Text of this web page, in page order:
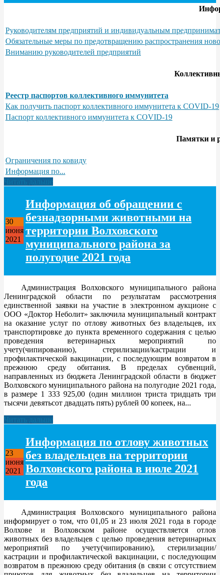
Руководителям предприятий и индивидуальным
Обязательные меры по предотвращению распространения
Вниманию руководителей предприятий
Реестр паспортов коллективного иммунитета
Как получить паспорт коллективного иммунитета к COVID-19
Паспорт коллективного иммунитета к COVID-19
Памятки и
Ограничения по ковиду
Информация по...
Читать дальше
30
июня
2021
Информация об обращении с
безнадзорными животными на
территории Волховского
муниципального района за
полугодие 2021 года
Администрация Волховского муниципального района
Ленинградской области по результатам рассмотрения
единственной заявки на участие в электронном аукционе с
ООО «Доктор Неболит» заключила муниципальный контракт
на оказание услуг по отлову животных без владельцев, их
транспортировке до пункта временного содержания с целью
проведения ветеринарных мероприятий по
учету(чипированию), стерилизации/кастрации и
профилактической вакцинации, с последующим возвратом в
прежнюю среду обитания. В пределах субвенций,
направленных из бюджета Ленинградской области в бюджет
Волховского муниципального района на полугодие 2021 года,
в размере 1 333 925,00 (один миллион триста тридцать три
тысячи девятьсот двадцать пять) рублей 00 копеек, на...
Читать дальше
23
июня
2021
Информация по отлову животных
без владельцев на территории
Волховского района в июле 2021
года
Администрация Волховского муниципального района
информирует о том, что 01,05 и 23 июля 2021 года в городе
Волхове и Волховском районе осуществляется отлов
животных без владельцев с целью проведения ветеринарных
мероприятий по учету(чипированию), стерилизации/
кастрации и профилактической вакцинации, с последующим
возвратом в прежнюю среду обитания (в связи с отсутствием